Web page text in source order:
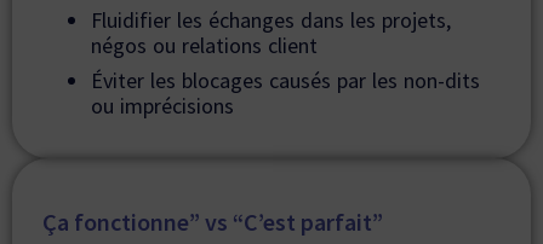
Fluidifier les échanges dans les projets,
négos ou relations client
Éviter les blocages causés par les non-dits
ou imprécisions
Ça fonctionne” vs “C’est parfait”